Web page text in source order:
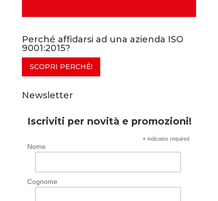
Perché affidarsi ad una azienda ISO
9001:2015?
SCOPRI PERCHÉ!
Newsletter
Iscriviti per novità e promozioni!
* indicates required
Nome
Cognome